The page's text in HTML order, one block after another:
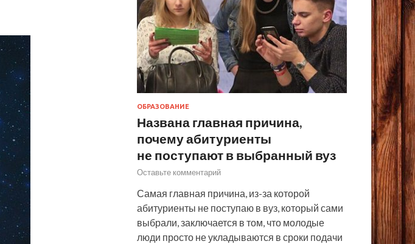
ОБРАЗОВАНИЕ
Названа главная причина,
почему абитуриенты
не поступают в выбранный вуз
Оставьте комментарий
Самая главная причина, из-за которой
абитуриенты не поступаю в вуз, который сами
выбрали, заключается в том, что молодые
люди просто не укладываются в сроки подачи